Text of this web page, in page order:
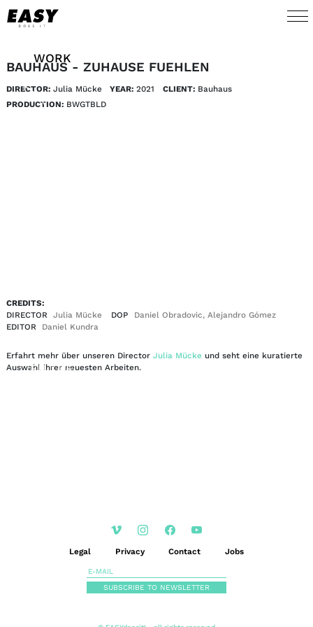
WORK
TALENTS
EN | DE
BAUHAUS - ZUHAUSE FUEHLEN
DIRECTOR: Julia Mücke YEAR:2021 CLIENT: Bauhaus
PRODUCTION: BWGTBLD
CREDITS:
DIRECTOR
Julia Mücke DOP
Daniel Obradovic, Alejandro Gómez
EDITOR
Daniel Kundra
Erfahrt mehr über unseren Director Julia Mücke und seht eine kuratierte
Auswahl ihrer neuesten Arbeiten.
Legal Privacy Contact Jobs
SUBSCRIBE TO NEWSLETTER